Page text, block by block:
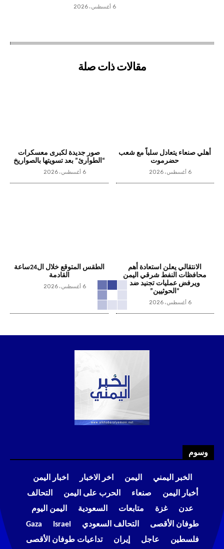
6 أغسطس، 2026
مقالات ذات صلة
أهلي صنعاء يتعادل سلباً مع شعب
حضرموت
6 أغسطس، 2026
صور جديدة لكبرى معسكرات
“الطوارئ” بعد تسويتها بالصواريخ
6 أغسطس، 2026
الانتقالي يعلن استعادة أهم
محافظات النفط شرقي اليمن
ويرفض عمليات تجنيد ضد
“الحوثيين”
6 أغسطس، 2026
الطقس المتوقع خلال ال24ساعة
القادمة
6 أغسطس، 2026
وسوم
الخبر اليمني اليمن اخر الاخبار
اخبار اليمن
أخبار اليمن
صنعاء الحرب على اليمن
التحالف
عدن
غزة متابعات السعودية
اليمن اليوم
طوفان الأقصى
التحالف السعودي Israel
Gaza
فلسطين
عاجل إيران تداعيات طوفان الأقصى